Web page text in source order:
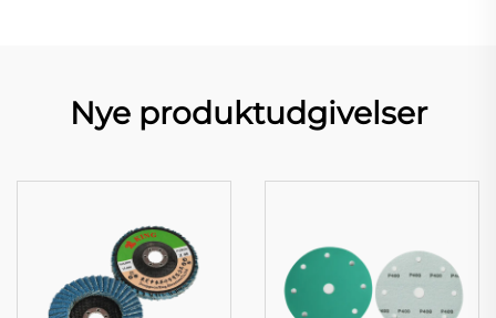
Nye produktudgivelser